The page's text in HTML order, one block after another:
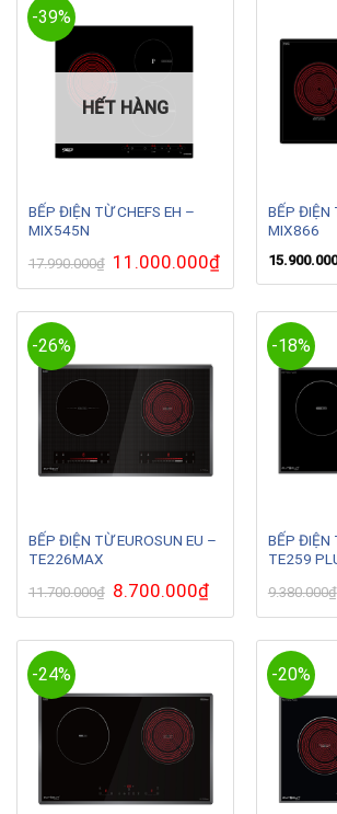
-39%
HẾT HÀNG
BẾP ĐIỆN TỪ CHEFS EH –
MIX545N
17.990.000₫ Giá
gốc
là:
11.000.000₫Giá
hiện
tại
11.000.000₫.
BẾP ĐIỆN
MIX866
15.900.000
-26%
BẾP ĐIỆN TỪ EUROSUN EU –
TE226MAX
11.700.000₫ Giá
gốc
là:
8.700.000₫Giá
hiện
tại
8.700.000₫.
-18%
BẾP ĐIỆN
TE259
9.380.000₫
-24% -20%